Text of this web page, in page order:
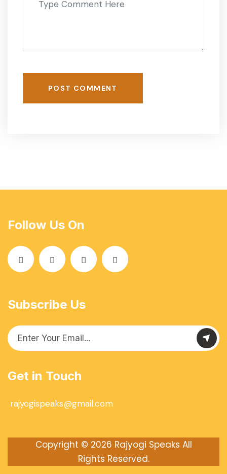
POST COMMENT
Follow Us On
Subscribe Us
Get in Touch
rajyogispeaks@gmail.com
Copyright © 2026 Rajyogi Speaks All
Rights Reserved.